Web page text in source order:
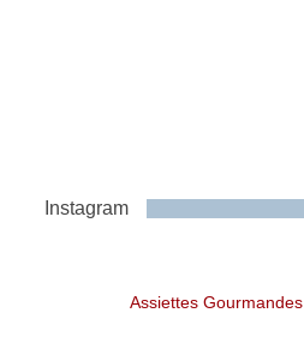
Instagram
Assiettes Gourmandes